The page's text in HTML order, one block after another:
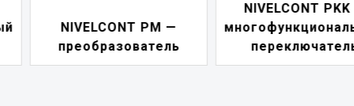
NIVELCONT PM —
преобразователь
NIVELCONT PKK —
переключатель